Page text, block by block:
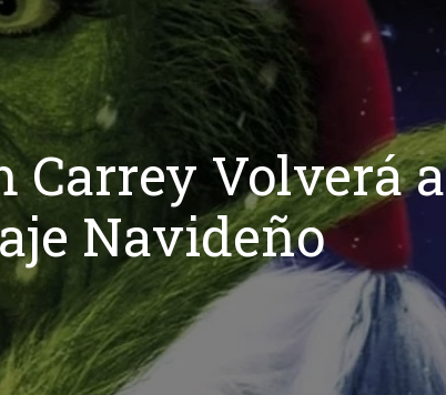
Carrey Volverá a
Navideño